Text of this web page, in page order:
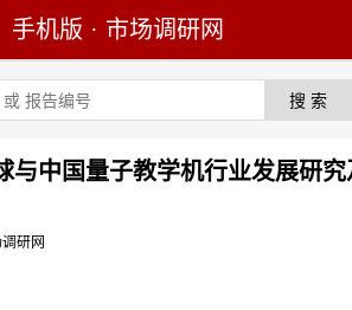
手机版 · 市场调研网
与中国量子教学机行业发展研究
研网